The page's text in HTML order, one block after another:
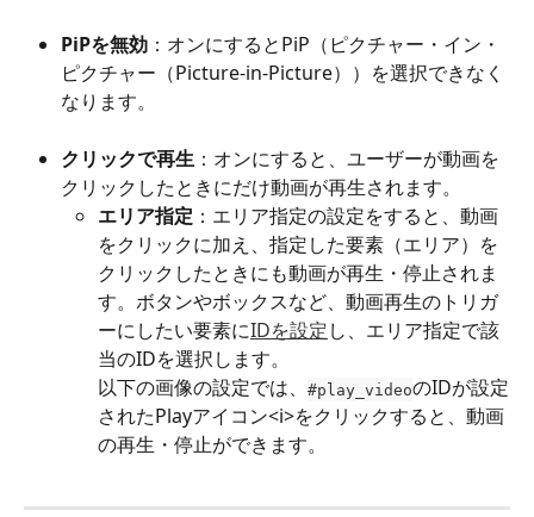
PiPを無効 ：オンにするとPiP（ピクチャー・イン・
ピクチャー（Picture-in-Picture））を選択できなく
なります。
クリックで再生 ：オンにすると、ユーザーが動画を
クリックしたときにだけ動画が再生されます。
エリア指定 ：エリア指定の設定をすると、動画
をクリックに加え、指定した要素（エリア）を
クリックしたときにも動画が再生・停止されま
す。ボタンやボックスなど、動画再生のトリガ
ーにしたい要素にIDを設定し、エリア指定で該
当のIDを選択します。
以下の画像の設定では、
#play_videoのIDが設定
されたPlayアイコン<i>をクリックすると、動画
の再生・停止ができます。